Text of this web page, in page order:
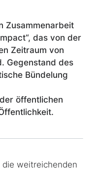
Zusammenarbeit
“, das von der
Zeitraum von
Gegenstand des
Bündelung
öffentlichen
die weitreichenden